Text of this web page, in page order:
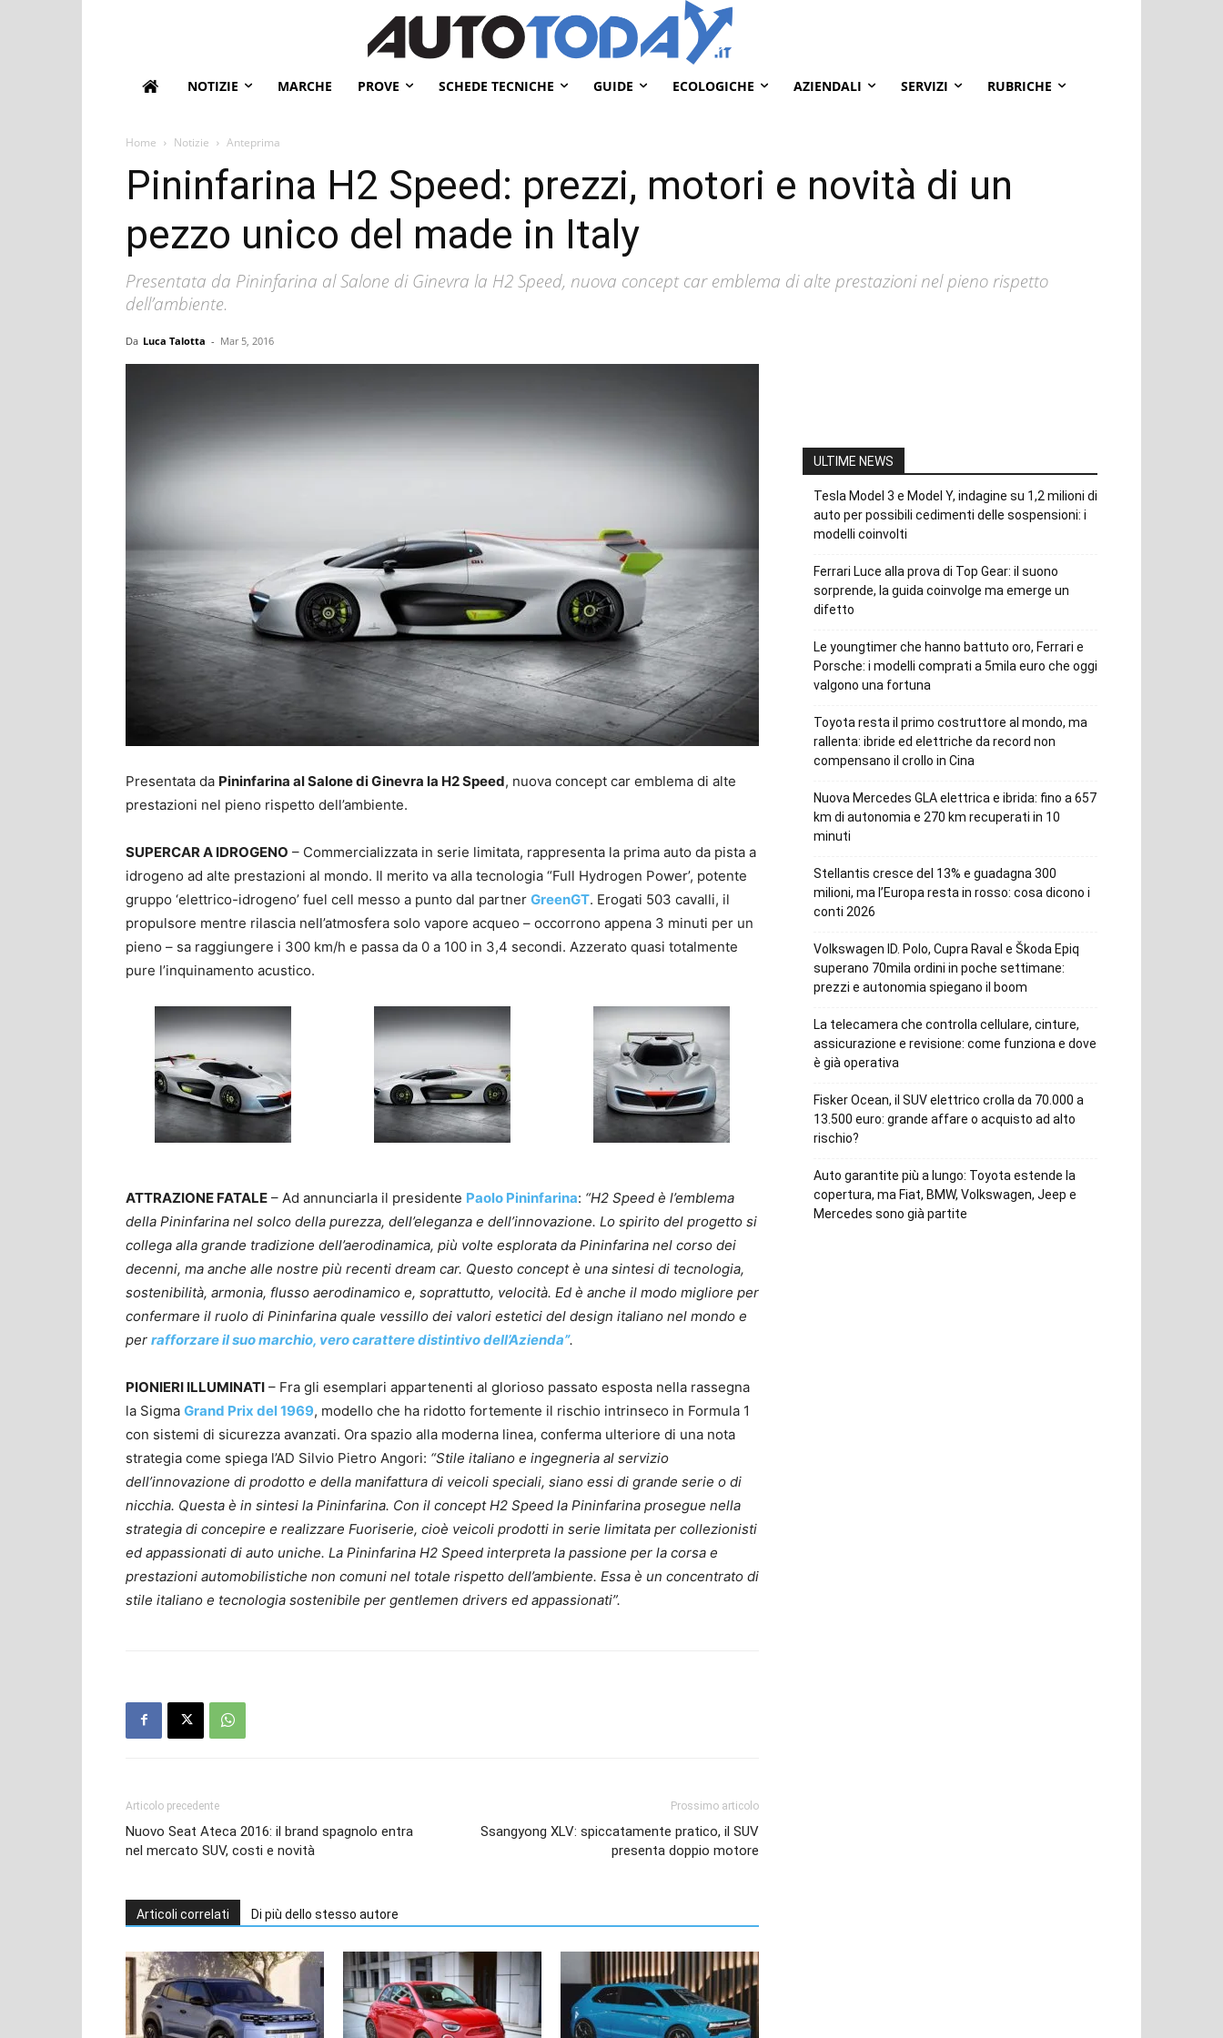
NOTIZIE MARCHE PROVE SCHEDE TECNICHE GUIDE ECOLOGICHE AZIENDALI SERVIZI RUBRICHE
Home Notizie Anteprima
Pininfarina H2 Speed: prezzi, motori e novità di un
pezzo unico del made in Italy
Presentata da Pininfarina al Salone di Ginevra la H2 Speed, nuova concept car emblema di alte prestazioni nel pieno rispetto
dell’ambiente.
Da Luca Talotta - Mar 5, 2016
Presentata da Pininfarina al Salone di Ginevra la H2 Speed, nuova concept car emblema di alte
prestazioni nel pieno rispetto dell’ambiente.
SUPERCAR A IDROGENO – Commercializzata in serie limitata, rappresenta la prima auto da pista a
idrogeno ad alte prestazioni al mondo. Il merito va alla tecnologia “Full Hydrogen Power’, potente
gruppo ‘elettrico-idrogeno’ fuel cell messo a punto dal partner GreenGT. Erogati 503 cavalli, il
propulsore mentre rilascia nell’atmosfera solo vapore acqueo – occorrono appena 3 minuti per un
pieno – sa raggiungere i 300 km/h e passa da 0 a 100 in 3,4 secondi. Azzerato quasi totalmente
pure l’inquinamento acustico.
ATTRAZIONE FATALE – Ad annunciarla il presidente Paolo Pininfarina: “H2 Speed è l’emblema
della Pininfarina nel solco della purezza, dell’eleganza e dell’innovazione. Lo spirito del progetto si
collega alla grande tradizione dell’aerodinamica, più volte esplorata da Pininfarina nel corso dei
decenni, ma anche alle nostre più recenti dream car. Questo concept è una sintesi di tecnologia,
sostenibilità, armonia, flusso aerodinamico e, soprattutto, velocità. Ed è anche il modo migliore per
confermare il ruolo di Pininfarina quale vessillo dei valori estetici del design italiano nel mondo e
per rafforzare il suo marchio, vero carattere distintivo dell’Azienda”.
PIONIERI ILLUMINATI – Fra gli esemplari appartenenti al glorioso passato esposta nella rassegna
la Sigma Grand Prix del 1969, modello che ha ridotto fortemente il rischio intrinseco in Formula 1
con sistemi di sicurezza avanzati. Ora spazio alla moderna linea, conferma ulteriore di una nota
strategia come spiega l’AD Silvio Pietro Angori: “Stile italiano e ingegneria al servizio
dell’innovazione di prodotto e della manifattura di veicoli speciali, siano essi di grande serie o di
nicchia. Questa è in sintesi la Pininfarina. Con il concept H2 Speed la Pininfarina prosegue nella
strategia di concepire e realizzare Fuoriserie, cioè veicoli prodotti in serie limitata per collezionisti
ed appassionati di auto uniche. La Pininfarina H2 Speed interpreta la passione per la corsa e
prestazioni automobilistiche non comuni nel totale rispetto dell’ambiente. Essa è un concentrato di
stile italiano e tecnologia sostenibile per gentlemen drivers ed appassionati”.
Articolo precedente
Nuovo Seat Ateca 2016: il brand spagnolo entra
nel mercato SUV, costi e novità
Prossimo articolo
Ssangyong XLV: spiccatamente pratico, il SUV
presenta doppio motore
Articoli correlati Di più dello stesso autore
ULTIME NEWS
Tesla Model 3 e Model Y, indagine su 1,2 milioni di
auto per possibili cedimenti delle sospensioni: i
modelli coinvolti
Ferrari Luce alla prova di Top Gear: il suono
sorprende, la guida coinvolge ma emerge un
difetto
Le youngtimer che hanno battuto oro, Ferrari e
Porsche: i modelli comprati a 5mila euro che oggi
valgono una fortuna
Toyota resta il primo costruttore al mondo, ma
rallenta: ibride ed elettriche da record non
compensano il crollo in Cina
Nuova Mercedes GLA elettrica e ibrida: fino a 657
km di autonomia e 270 km recuperati in 10
minuti
Stellantis cresce del 13% e guadagna 300
milioni, ma l’Europa resta in rosso: cosa dicono i
conti 2026
Volkswagen ID. Polo, Cupra Raval e Škoda Epiq
superano 70mila ordini in poche settimane:
prezzi e autonomia spiegano il boom
La telecamera che controlla cellulare, cinture,
assicurazione e revisione: come funziona e dove
è già operativa
Fisker Ocean, il SUV elettrico crolla da 70.000 a
13.500 euro: grande affare o acquisto ad alto
rischio?
Auto garantite più a lungo: Toyota estende la
copertura, ma Fiat, BMW, Volkswagen, Jeep e
Mercedes sono già partite